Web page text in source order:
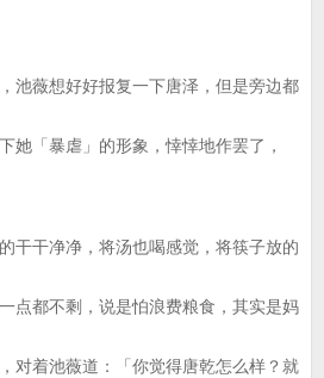
薇想好好报复一下唐泽，但是旁边都
她「暴虐」的形象，悻悻地作罢了，
干净净，将汤也喝感觉，将筷子放的
点都不剩，说是怕浪费粮食，其实是妈
对着池薇道：「你觉得唐乾怎么样？就